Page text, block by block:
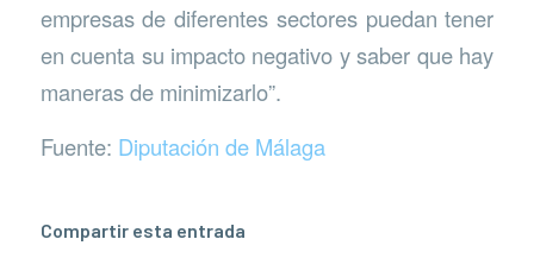
empresas de diferentes sectores puedan tener
en cuenta su impacto negativo y saber que hay
maneras de minimizarlo”.
Fuente: Diputación de Málaga
Compartir esta entrada